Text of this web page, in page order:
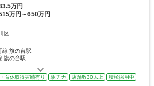
万円
万円～650万円
区
線 旗の台駅
旗の台駅
育休取得実績有り 駅チカ 店舗数30以上
積極採用中